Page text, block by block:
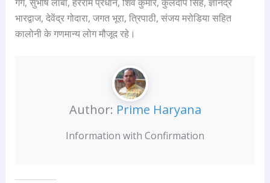
भारद्वाज, देवेंद्र गोदारा, जगत भूरा, त्रिपाठी, संजय मरोडिया सहित
कालोनी के गणमान्य लोग मौजूद रहे।
Author: Prime Haryana
Information with Confirmation